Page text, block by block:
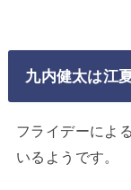
九内健太は江
フライデーによ
いるようです。